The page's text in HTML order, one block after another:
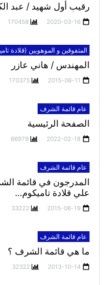
رقيب أول شهيد / عبد
2020-03-16
170458
المتفوقين و الموهوبين (قلادة
المهندس / هاني عازر
2015-06-11
170375
عام قائمة الشرف
الصفحة الرئيسية
2022-02-18
66979
عام قائمة الشرف
المدرجون في قائمة
علي قلادة تاميكوم...
2015-06-19
33222
عام قائمة الشرف
ما هي قائمة الشرف ؟
2013-10-14
32322